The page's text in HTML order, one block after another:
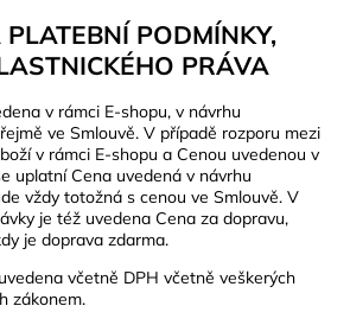
PODMÍNKY,
PRÁVA
v rámci E-shopu, v návrhu
ve Smlouvě. V případě rozporu mezi
v rámci E-shopu a Cenou uvedenou v
uplatní Cena uvedená v návrhu
vždy totožná s cenou ve Smlouvě. V
je též uvedena Cena za dopravu,
je doprava zdarma.
včetně DPH včetně veškerých
zákonem.